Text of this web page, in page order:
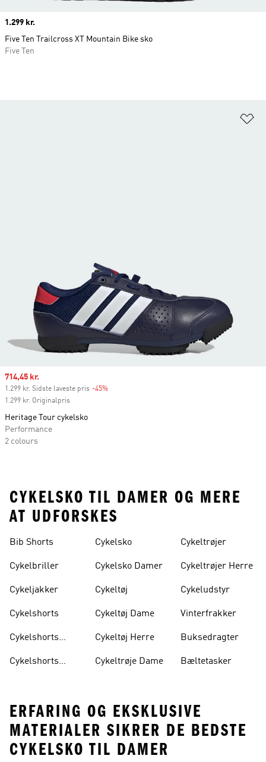
Price
1.299 kr.
Five Ten Trailcross XT Mountain Bike sko
Five Ten
Sale price
714,45 kr.
1.299 kr. Sidste laveste pris -45%
1.299 kr. Originalpris
Heritage Tour cykelsko
Performance
2 colours
CYKELSKO TIL DAMER OG MERE
AT UDFORSKES
Bib Shorts
Cykelbriller
Cykeljakker
Cykelshorts
Cykelshorts
Cykelshorts
Cykelsko
Cykelsko Damer
Cykeltøj
Cykeltøj Dame
Cykeltøj Herre
Cykeltrøje Dame
Cykeltrøjer
Cykeltrøjer Herre
Cykeludstyr
Vinterfrakker
Buksedragter
Bæltetasker
ERFARING OG EKSKLUSIVE
MATERIALER SIKRER DE BEDSTE
CYKELSKO TIL DAMER